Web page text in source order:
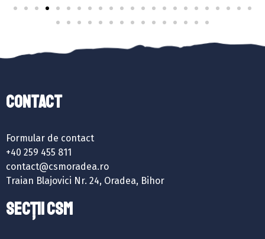
Contact
Formular de contact
+40 259 455 811
contact@csmoradea.ro
Traian Blajovici Nr. 24, Oradea, Bihor
SECȚII CSM